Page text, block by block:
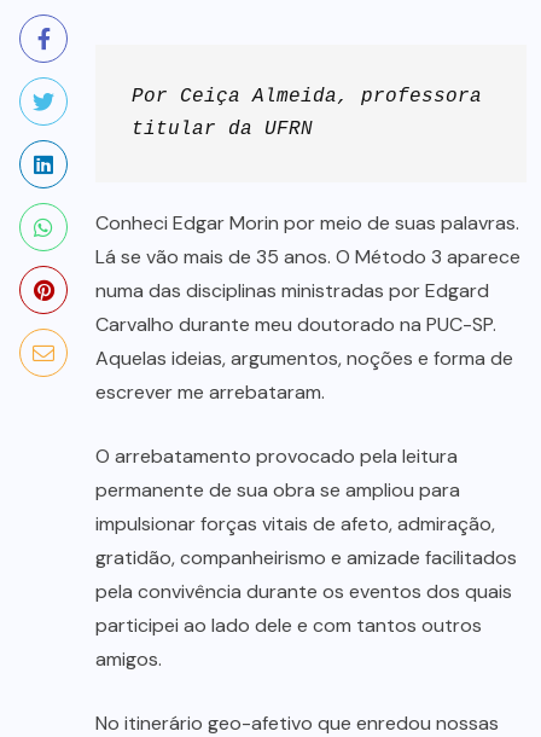
Por Ceiça Almeida, professora
titular da UFRN
Conheci Edgar Morin por meio de suas palavras.
Lá se vão mais de 35 anos. O Método 3 aparece
numa das disciplinas ministradas por Edgard
Carvalho durante meu doutorado na PUC-SP.
Aquelas ideias, argumentos, noções e forma de
escrever me arrebataram.
O arrebatamento provocado pela leitura
permanente de sua obra se ampliou para
impulsionar forças vitais de afeto, admiração,
gratidão, companheirismo e amizade facilitados
pela convivência durante os eventos dos quais
participei ao lado dele e com tantos outros
amigos.
No itinerário geo-afetivo que enredou nossas